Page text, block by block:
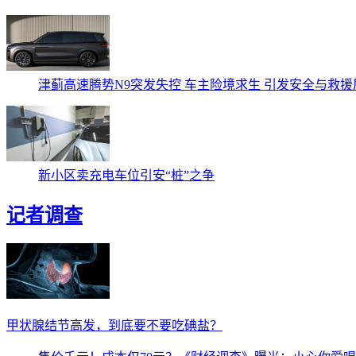
津蓟高速腾势N9突发失控 车主险境求生 引发安全与救援
新小区卖充电车位引安“桩”之争
记者调查
甲状腺结节高发，到底要不要吃碘盐？